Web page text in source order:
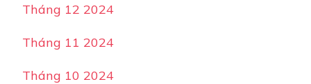
Tháng 12 2024
Tháng 11 2024
Tháng 10 2024